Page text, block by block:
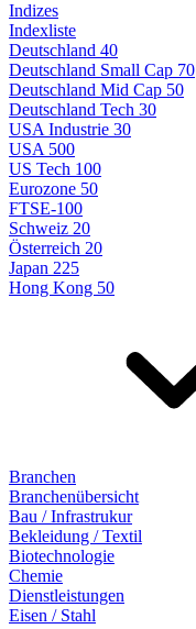
Indizes
Indexliste
Deutschland 40
Deutschland Small Cap 70
Deutschland Mid Cap 50
Deutschland Tech 30
USA Industrie 30
USA 500
US Tech 100
Eurozone 50
FTSE-100
Schweiz 20
Österreich 20
Japan 225
Hong Kong 50
Branchen
Branchenübersicht
Bau / Infrastrukur
Bekleidung / Textil
Biotechnologie
Chemie
Dienstleistungen
Eisen / Stahl